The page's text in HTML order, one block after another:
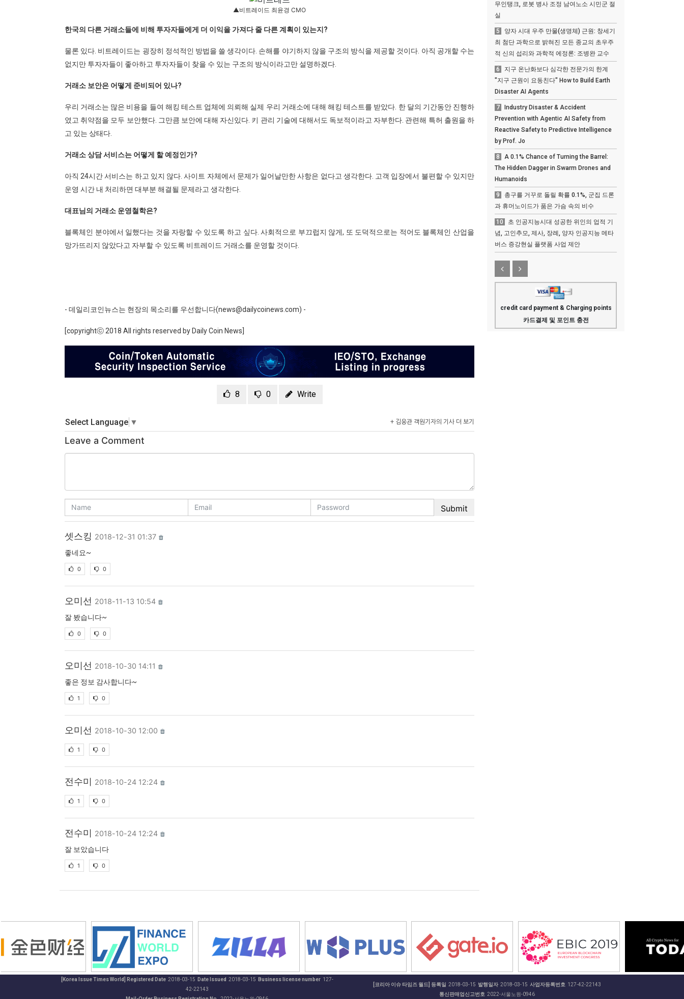
▲비트레이드 최윤경 CMO
한국의 다른 거래소들에 비해 투자자들에게 더 이익을 가져다 줄 다른 계획이 있는지?
물론 있다. 비트레이드는 굉장히 정석적인 방법을 쓸 생각이다. 손해를 야기하지 않을 구조의 방식을 제공할 것이다. 아직 공개할 수는
없지만 투자자들이 좋아하고 투자자들이 찾을 수 있는 구조의 방식이라고만 설명하겠다.
거래소 보안은 어떻게 준비되어 있나?
우리 거래소는 많은 비용을 들여 해킹 테스트 업체에 의뢰해 실제 우리 거래소에 대해 해킹 테스트를 받았다. 한 달의 기간동안 진행하
였고 취약점을 모두 보안했다. 그만큼 보안에 대해 자신있다. 키 관리 기술에 대해서도 독보적이라고 자부한다. 관련해 특허 출원을 하
고 있는 상태다.
거래소 상담 서비스는 어떻게 할 예정인가?
아직 24시간 서비스는 하고 있지 않다. 사이트 자체에서 문제가 일어날만한 사항은 없다고 생각한다. 고객 입장에서 불편할 수 있지만
운영 시간 내 처리하면 대부분 해결될 문제라고 생각한다.
대표님의 거래소 운영철학은?
블록체인 분야에서 일했다는 것을 자랑할 수 있도록 하고 싶다. 사회적으로 부끄럽지 않게, 또 도덕적으로는 적어도 블록체인 산업을
망가뜨리지 않았다고 자부할 수 있도록 비트레이드 거래소를 운영할 것이다.
- 데일리코인뉴스는 현장의 목소리를 우선합니다(news@dailycoinews.com) -
[copyrightⓒ 2018 All rights reserved by Daily Coin News]
8 0 Write
Select Language ▼ + 김응관 객원기자의 기사 더 보기
Leave a Comment
셋스킹 2018-12-31 01:37
좋네요~
0 0
오미선 2018-11-13 10:54
잘 봤습니다~
0 0
오미선 2018-10-30 14:11
좋은 정보 감사합니다~
1 0
오미선 2018-10-30 12:00
1 0
전수미 2018-10-24 12:24
1 0
전수미 2018-10-24 12:24
잘 보았습니다
1 0
무인탱크, 로봇 병사 조정 남여노소 시민군 절
실
5
양자 시대 우주 만물(생명체) 근원: 창세기
최 첨단 과학으로 밝혀진 모든 종교의 초우주
적 신의 섭리와 과학적 에정론: 조병완 교수
6
지구 온난화보다 심각한 전문가의 한계
"지구 근원이 요동친다" How to Build Earth
Disaster AI Agents
7
Industry Disaster & Accident
Prevention with Agentic AI Safety from
Reactive Safety to Predictive Intelligence
by Prof. Jo
8
A 0.1% Chance of Turning the Barrel:
The Hidden Dagger in Swarm Drones and
Humanoids
9
총구를 거꾸로 돌릴 확률 0.1%, 군집 드론
과 휴머노이드가 품은 가슴 속의 비수
10
초 인공지능시대 성공한 위인의 업적 기
념, 고인추모, 제사, 장례, 양자 인공지능 메타
버스 증강현실 플랫폼 사업 제안
credit card payment & Charging points
카드결제 및 포인트 충전
[Korea Issue Times World] Registered Date2018-03-15 Date Issued 2018-03-15 Business license number127-
42-22143
[코리아 이슈 타임즈 월드] 등록일 2018-03-15 발행일자 2018-03-15 사업자등록번호 127-42-22143
통신판매업신고번호 2022-서울노원-0946